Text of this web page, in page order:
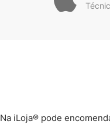
Na iLoja® pode